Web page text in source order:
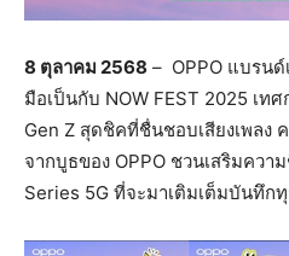
8 ตุลาคม 2568 – OPPO แบรน
มือเป็นกับ NOW FEST 2025 เท
Gen Z สุดชิคที่ชื่นชอบเสียงเพลง
จากบูธของ OPPO ชวนเสริมควา
Series 5G ที่จะมาเติมเต็มบันทึก